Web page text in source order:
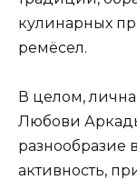
кулинарных
ремёсел.
В целом,
Любови
разнообразие
активность,